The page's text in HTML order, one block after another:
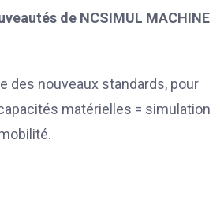
de NCSIMUL MACHINE
des nouveaux standards, pour
matérielles = simulation